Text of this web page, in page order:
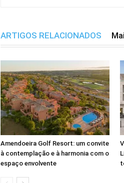
ARTIGOS RELACIONADOS
Amendoeira Golf Resort: um convite
à contemplação e à harmonia com o
espaço envolvente